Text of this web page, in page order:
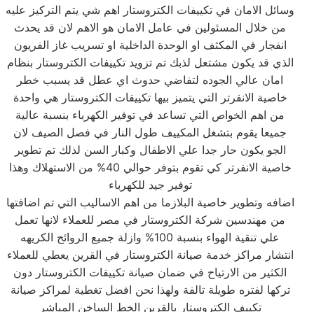
وسائل الامان في تكييفات الكتروستار اهم شي يتم التركيز عليه
من خلال المسئولين في عامل الامان هو الاهم لان قد يحدث
انفجار في المكثف او الوحدة الداخلية او تسريب غاز الفريون
الذي قد يكون مشتعل لذبك تم تزويد تكييفات الكتروستار بنظام
امان عالي الجوده لتفاضي حدوث اي عطل قد يسبب خطر
خاصية الانفرتر التي يتميز بيها تكييفات الكتروستار هي واحدة
من اهم الخواص التي تساعد في توفير الكهرباء بنسبة عالية
جميعا يقوم بتشغل المكييف طول النار في فصل الصيف لان
الجو يكون حار جدا علي الاطفال وكبار السن لذلك تم تطوير
خاصية الانفرتر كي تقوم بتوفر حوالي 40% من الاستهلاك وهذا
توفير جيد للكهرباء
اضافه وتطوير خاصية البلازما من اهم الاساليب التي تم اضافتها
من مهندسين شركة الكتروستار في مصر للعملاء لانها تعمل
علي تنقية الهواء بنسبة 100% وازلة جميع الروائح الكريهه
انتشار مراكز خدمة صيانة الكتروستار في القرين يعطي للعملاء
الكثير من الارتياح في ضمان صيانة تكييفات الكتروستار دون
تركها لفتره طويلة تالفة ولهذا نحن افضل تغطية لمراكز صيانة
تكييف الكتروستار بالقرين الخط الساخن المباشر